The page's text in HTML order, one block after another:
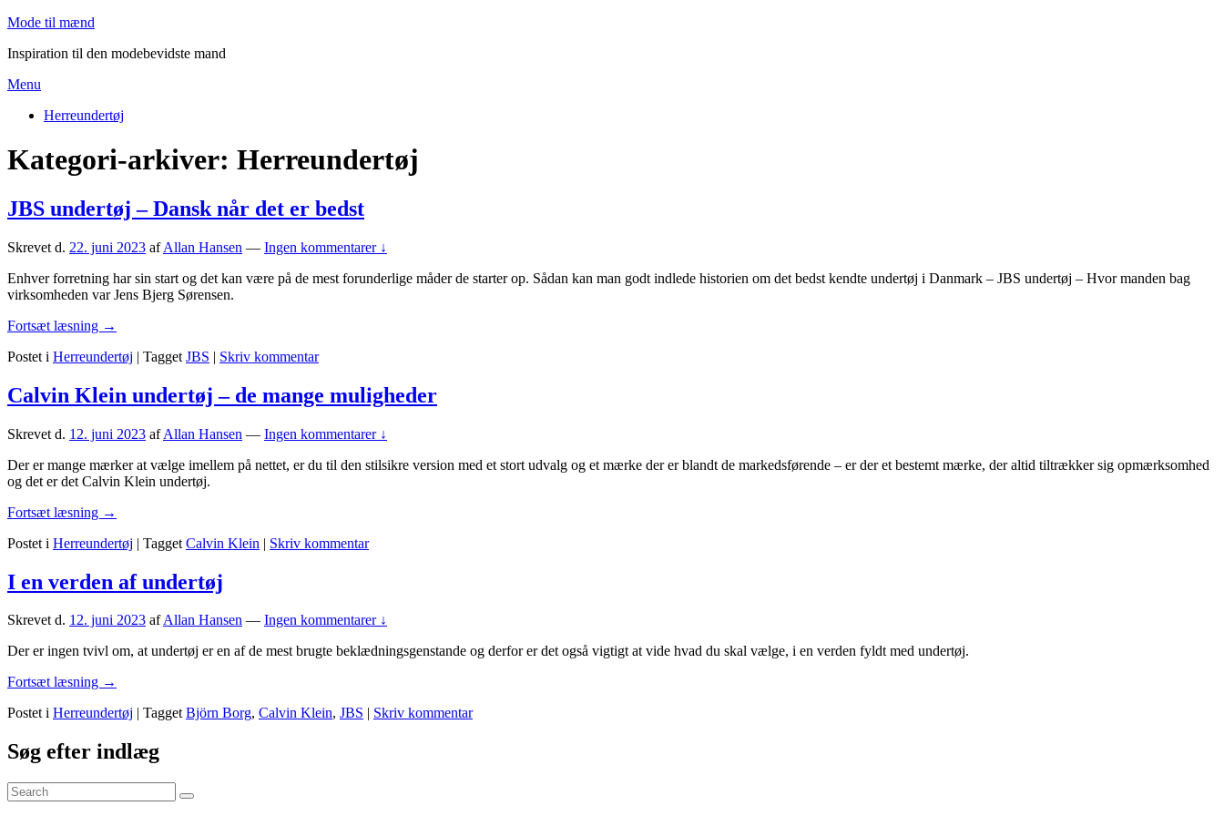
Skip
content
Mode til mænd
Inspiration til den modebevidste mand
Menu
PrimærHerreundertøj
Kategori-arkiver: Herreundertøj
JBS undertøj – Dansk når det er bedst
Skrevet d. 22. juni 2023 afAllan Hansen — Ingen kommentarer ↓
Enhver forretning har sin start og det kan være på de mest forunderlige måder de starter op. Sådan kan man godt indlede historien om det bedst kendte undertøj i Danmark – JBS undertøj – Hvor manden bag
virksomheden var Jens Bjerg Sørensen.
Fortsæt læsning JBS
–
når
det
bedst
→
Postet i Herreundertøj | Tagget JBS | Skriv kommentar
Calvin Klein undertøj – de mange muligheder
Skrevet d. 12. juni 2023 afAllan Hansen — Ingen kommentarer ↓
Der er mange mærker at vælge imellem på nettet, er du til den stilsikre version med et stort udvalg og et mærke der er blandt de markedsførende – er der et bestemt mærke, der altid tiltrækker sig opmærksomhed
og det er det Calvin Klein undertøj.
Fortsæt læsning Calvin
undertøj
de
mange
→
Postet i Herreundertøj | Tagget Calvin Klein | Skriv kommentar
I en verden af undertøj
Skrevet d. 12. juni 2023 afAllan Hansen — Ingen kommentarer ↓
Der er ingen tvivl om, at undertøj er en af de mest brugte beklædningsgenstande og derfor er det også vigtigt at vide hvad du skal vælge, i en verden fyldt med undertøj.
Fortsæt læsning I
verden
undertøj
→
Postet i Herreundertøj | Tagget Björn Borg, Calvin Klein, JBS | Skriv kommentar
Primary
Widget
Søg efter indlæg
Search
for:
Søg